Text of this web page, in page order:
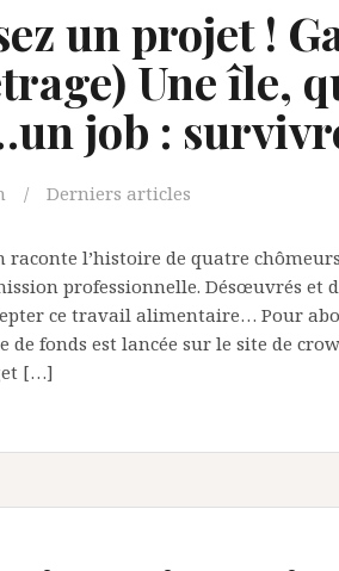
un projet !
Une île,
job :
Derniers articles
raconte l’histoire de quatre
professionnelle. Désœuvrés et
ce travail alimentaire… Pour
de fonds est lancée sur le site de
[…]